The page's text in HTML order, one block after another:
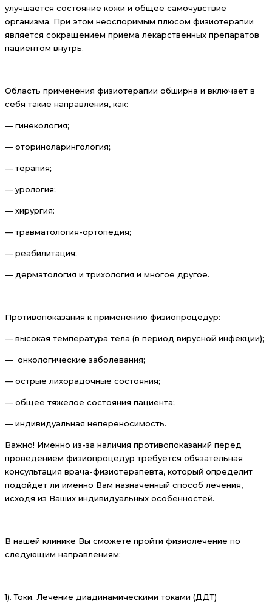
улучшается состояние кожи и общее самочувствие
организма. При этом неоспоримым плюсом физиотерапии
является сокращением приема лекарственных препаратов
пациентом внутрь.
Область применения физиотерапии обширна и включает в
себя такие направления, как:
— гинекология;
— оториноларингология;
— терапия;
— урология;
— хирургия:
— травматология-ортопедия;
— реабилитация;
— дерматология и трихология и многое другое.
Противопоказания к применению физиопроцедур:
— высокая температура тела (в период вирусной инфекции);
— онкологические заболевания;
— острые лихорадочные состояния;
— общее тяжелое состояния пациента;
— индивидуальная непереносимость.
Важно! Именно из-за наличия противопоказаний перед
проведением физиопроцедур требуется обязательная
консультация врача-физиотерапевта, который определит
подойдет ли именно Вам назначенный способ лечения,
исходя из Ваших индивидуальных особенностей.
В нашей клинике Вы сможете пройти физиолечение по
следующим направлениям:
1). Токи. Лечение диадинамическими токами (ДДТ)